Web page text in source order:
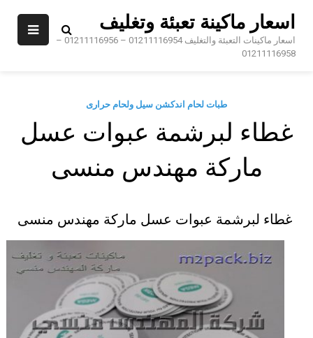
اسعار ماكينة تعبئة وتغليف
اسعار ماكينات التعبئة والتغليف 01211116954 – 01211116956 –
01211116958
طبات لحام اندكشن سيل ولحام حرارى
غطاء لبرشمة عبوات عسل
ماركة مهندس منسى
غطاء لبرشمة عبوات عسل ماركة مهندس منسى